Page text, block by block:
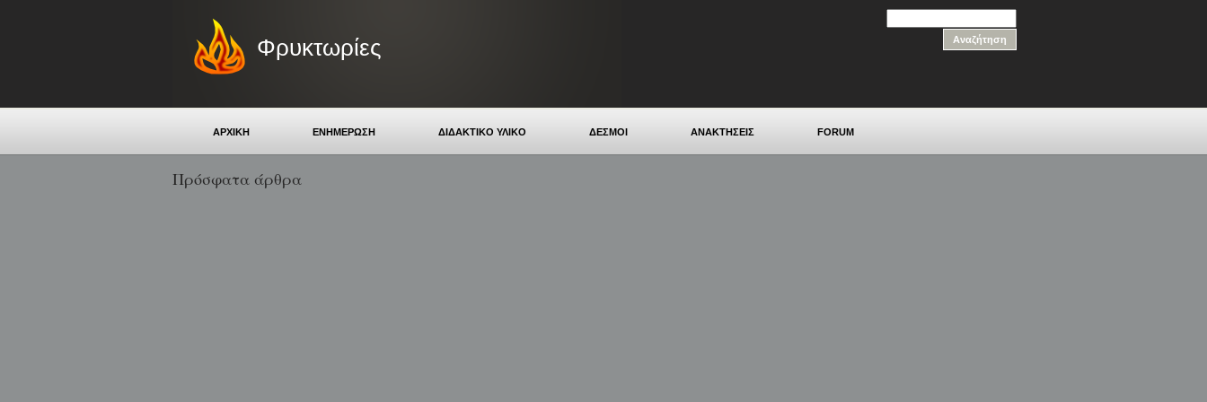
Φρυκτωρίες
ΑΡΧΙΚΗ ΕΝΗΜΕΡΩΣΗ ΔΙΔΑΚΤΙΚΟ ΥΛΙΚΟ ΔΕΣΜΟΙ ΑΝΑΚΤΗΣΕΙΣ FORUM
Πρόσφατα άρθρα